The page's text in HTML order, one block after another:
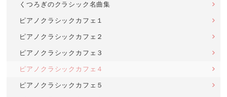
くつろぎのクラシック名曲集
ピアノクラシックカフェ１
ピアノクラシックカフェ２
ピアノクラシックカフェ３
ピアノクラシックカフェ４
ピアノクラシックカフェ５